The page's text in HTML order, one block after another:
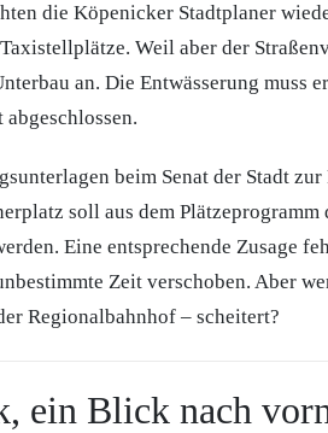
die Köpenicker Stadtplaner
Weil aber der
an. Die Entwässerung muss
beim Senat der Stadt
soll aus dem
Eine entsprechende Zusage
Zeit verschoben. Aber
Regionalbahnhof – scheitert?
ein Blick nach